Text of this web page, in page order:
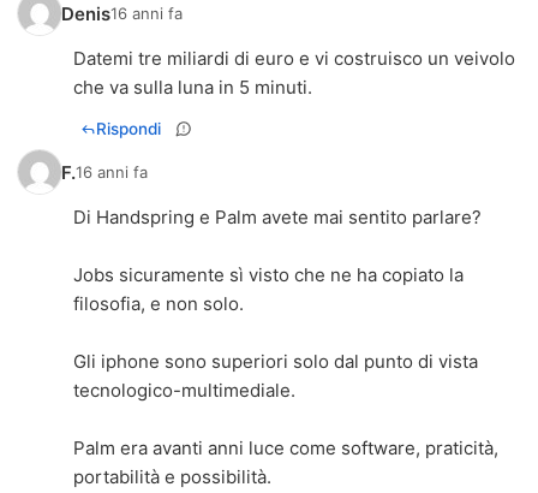
Denis16 anni fa
Datemi tre miliardi di euro e vi costruisco un veivolo
che va sulla luna in 5 minuti.
Rispondi
F.16 anni fa
Di Handspring e Palm avete mai sentito parlare?
Jobs sicuramente sì visto che ne ha copiato la
filosofia, e non solo.
Gli iphone sono superiori solo dal punto di vista
tecnologico-multimediale.
Palm era avanti anni luce come software, praticità,
portabilità e possibilità.